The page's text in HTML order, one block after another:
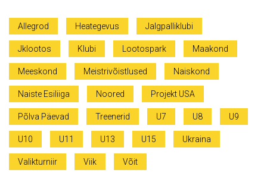
Allegrod Heategevus Jalgpalliklubi
Jklootos Klubi Lootospark Maakond
Meeskond Meistrivõistlused Naiskond
Naiste Esiliiga Noored Projekt USA
Põlva Päevad Treenerid U7 U8 U9
U10 U11 U13 U15 Ukraina
Valikturniir Viik Võit